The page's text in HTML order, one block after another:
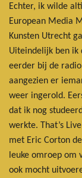
Echter, ik wilde
European Media
Kunsten Utrecht
Uiteindelijk ben ik
eerder bij de
aangezien er
weer ingerold.
dat ik nog
werkte. That’s
met Eric Corton
leuke omroep om
ook mocht